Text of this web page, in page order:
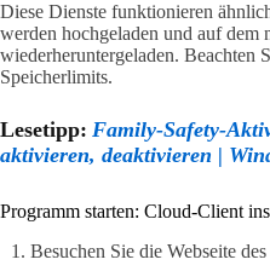
Diese Dienste funktionieren
werden hochgeladen und auf dem
wiederheruntergeladen. Beachten
Speicherlimits.
Lesetipp: Family-Safety-
aktivieren, deaktivieren |
Programm starten: Cloud-Client
Besuchen Sie die Webseite